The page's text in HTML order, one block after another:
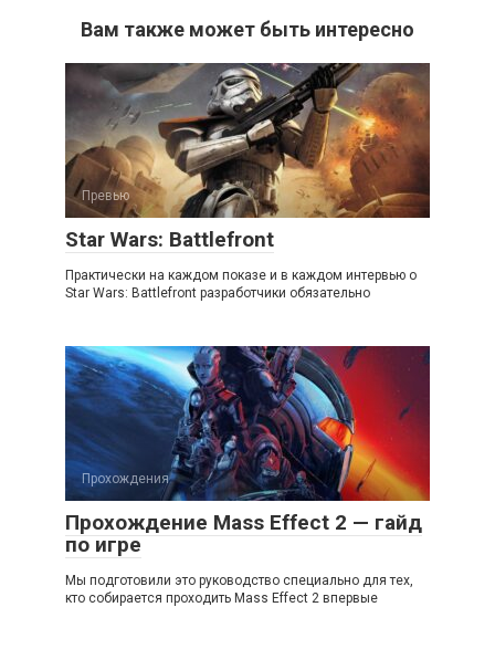
Вам также может быть интересно
Превью
Star Wars: Battlefront
Практически на каждом показе и в каждом интервью о
Star Wars: Battlefront разработчики обязательно
Прохождения
Прохождение Mass Effect 2 — гайд
по игре
Мы подготовили это руководство специально для тех,
кто собирается проходить Mass Effect 2 впервые